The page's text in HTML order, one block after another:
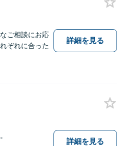
ご相談にお応
ぞれに合った
詳細を見る
詳細を見る